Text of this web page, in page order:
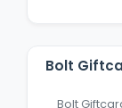
Bolt
Bolt